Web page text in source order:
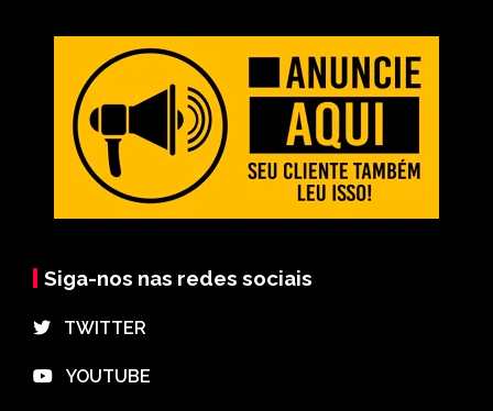
Siga-nos nas redes sociais
⠀TWITTER
⠀YOUTUBE